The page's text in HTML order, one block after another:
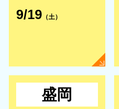
9/19 （土）
盛岡